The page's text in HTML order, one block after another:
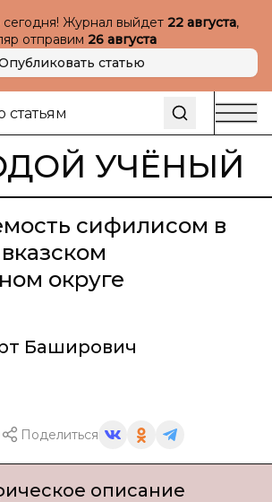
сегодня! Журнал выйдет 22 августа,
отправим 26 августа
статью
УЧЁНЫЙ
сифилисом в
округе
Баширович
Поделиться
описание